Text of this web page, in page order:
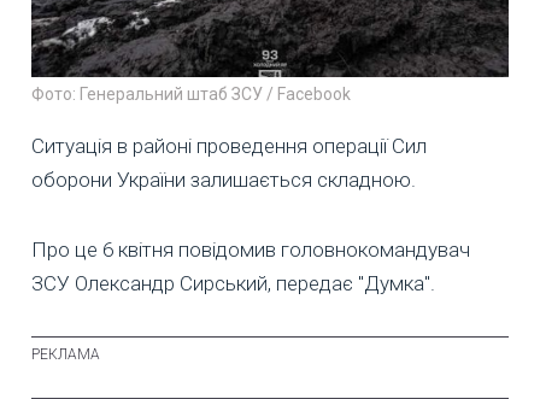
Фото: Генеральний штаб ЗСУ / Facebook
Ситуація в районі проведення операції Сил
оборони України залишається складною.
Про це 6 квітня повідомив головнокомандувач
ЗСУ Олександр Сирський, передає "Думка".